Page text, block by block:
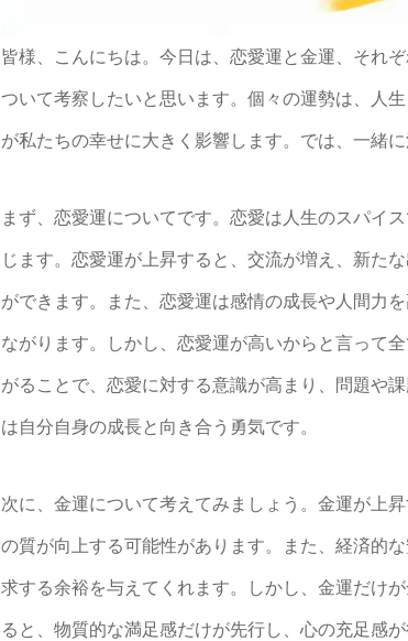
皆様、こんにちは。今日は、恋愛運と金運、それ
ついて考察したいと思います。個々の運勢は、人
が私たちの幸せに大きく影響します。では、一緒に
まず、恋愛運についてです。恋愛は人生のスパイ
じます。恋愛運が上昇すると、交流が増え、新た
ができます。また、恋愛運は感情の成長や人間力
ながります。しかし、恋愛運が高いからと言って
がることで、恋愛に対する意識が高まり、問題や
は自分自身の成長と向き合う勇気です。
次に、金運について考えてみましょう。金運が上
の質が向上する可能性があります。また、経済的
求する余裕を与えてくれます。しかし、金運だけ
ると、物質的な満足感だけが先行し、心の充足感